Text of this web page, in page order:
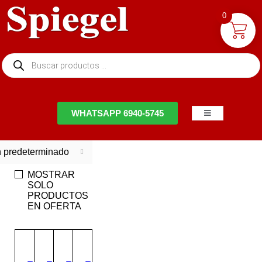
WHATSAPP 6940-5745
predeterminado
MOSTRAR
SOLO
PRODUCTOS
EN OFERTA
0